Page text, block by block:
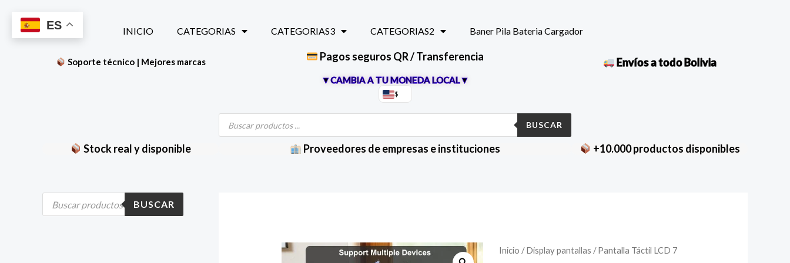
contenido
INICIO CATEGORIAS CATEGORIAS3 CATEGORIAS2 Baner Pila Bateria Cargador
Soporte técnico | Mejores marcas Pagos seguros QR / Transferencia Envíos a todo Bolivia
▼CAMBIA A TU MONEDA LOCAL▼
$
Búsqueda
productos
BUSCAR
Stock real y disponible Proveedores de empresas e instituciones +10.000 productos disponibles
B
s
BUSCAR
Inicio /Display pantallas / Pantalla Táctil LCD 7
Pantalla
ES